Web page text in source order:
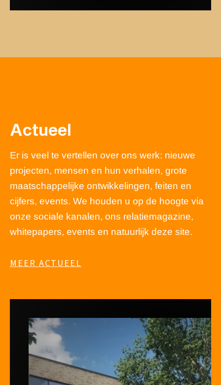
Actueel
Er is veel te vertellen over ons werk: nieuwe
projecten, mensen en hun verhalen, grote
maatschappelijke ontwikkelingen, feiten en
cijfers, events. We houden u op de hoogte via
onze sociale kanalen, ons relatiemagazine,
whitepapers, events en natuurlijk deze site.
MEER ACTUEEL